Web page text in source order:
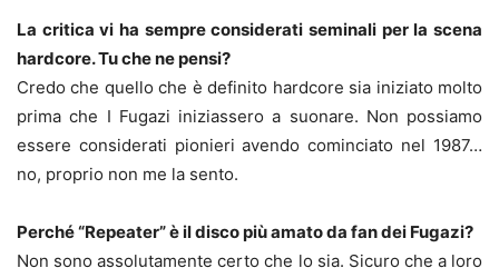
La critica vi ha sempre considerati seminali per la scena
hardcore. Tu che ne pensi?
Credo che quello che è definito hardcore sia iniziato molto
prima che I Fugazi iniziassero a suonare. Non possiamo
essere considerati pionieri avendo cominciato nel 1987…
no, proprio non me la sento.
Perché “Repeater” è il disco più amato da fan dei Fugazi?
Non sono assolutamente certo che lo sia. Sicuro che a loro